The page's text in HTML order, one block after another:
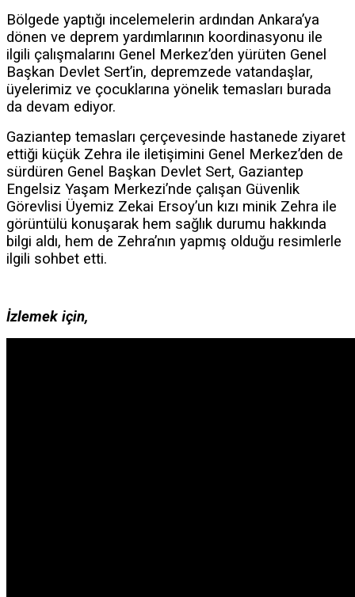
Bölgede yaptığı incelemelerin ardından Ankara’ya
dönen ve deprem yardımlarının koordinasyonu ile
ilgili çalışmalarını Genel Merkez’den yürüten Genel
Başkan Devlet Sert’in, depremzede vatandaşlar,
üyelerimiz ve çocuklarına yönelik temasları burada
da devam ediyor.
Gaziantep temasları çerçevesinde hastanede ziyaret
ettiği küçük Zehra ile iletişimini Genel Merkez’den de
sürdüren Genel Başkan Devlet Sert, Gaziantep
Engelsiz Yaşam Merkezi’nde çalışan Güvenlik
Görevlisi Üyemiz Zekai Ersoy’un kızı minik Zehra ile
görüntülü konuşarak hem sağlık durumu hakkında
bilgi aldı, hem de Zehra’nın yapmış olduğu resimlerle
ilgili sohbet etti.
İzlemek için,